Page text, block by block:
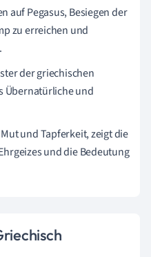
auf Pegasus, Besiegen der
zu erreichen und
der griechischen
Übernatürliche und
und Tapferkeit, zeigt die
und die Bedeutung